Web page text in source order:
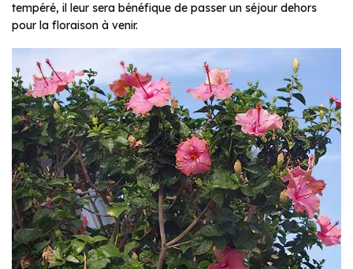
tempéré, il leur sera bénéfique de passer un séjour dehors
pour la floraison à venir.